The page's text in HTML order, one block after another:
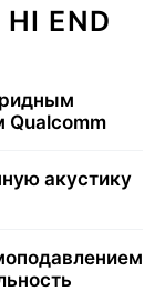
END
Qualcomm
акустику